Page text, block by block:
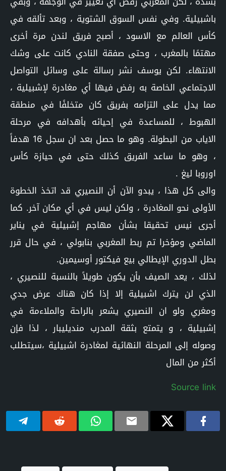
باشبيلية. وفي نفس السوق الشتوية ، وبعد تألقه في
كأس العالم مع الاسود ، أصبح فريق لندن مرة أخرى
مهتمًا بالمغرب ، وحتى صفقة النادي كانت على وشك
الانتهاء. لكن يوسف نشر رسالة على وسائل التواصل
الاجتماعي الخاصة به رفض فيها أي مغادرة لإشبيلية ،
مما يدل على التزامه بفريق كان متخلفًا في منطقة
الهبوط ، للمساعدة في إحيائه بأهدافه في مرحلة
الاياب من البطولة. وهو ما حصل بعد ان سجل 16 هدفاً
، وهو ما ساعد الفريق كذلك حتى في حيازة كأس
اوروبا ليغ .
والى كل هذا ، يبدو الآن أن النصيري قد اتخذ الخطوة
الأولى نحو المغادرة ، ولكن ليس في أي مكان آخر. كما
أجرى نيس تحقيقا بشأن مهاجم إشبيلية في يناير
الماضي ومؤخرا تم ربط المغربي بنابولي ، في حال قرر
بطل الدوري الإيطالي بيع فيكتور أوسيمين.
لذلك ، يعد الصيف بأن يكون طويلاً بالنسبة للنصيري ،
الذي لن يترك اشبيلية إلا إذا كان هناك عرض جدي
ومغري ولو ان النصيري يشعر بالراحة والملاءمة في
إشبيلية ، و يتمتع بثقة المدرب منديليبار ، لذا فإن
وصوله إلى المرحلة النهائية لمغادرة اشبيلية ،سيتطلب
أكثر من المال
Source link